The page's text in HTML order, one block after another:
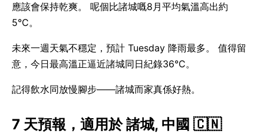
應該會保持乾爽。 呢個比諸城嘅8月平均氣溫高出約
5°C。
未來一週天氣不穩定，預計 Tuesday 降雨最多。 值得留
意，今日最高溫正逼近諸城同日紀錄36°C。
記得飲水同放慢腳步——諸城而家真係好熱。
7 天預報，適用於 諸城, 中國 🇨🇳